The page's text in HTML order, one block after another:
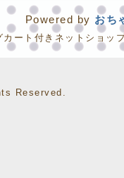
Powered by おち
ート付きネットショッ
Reserved.